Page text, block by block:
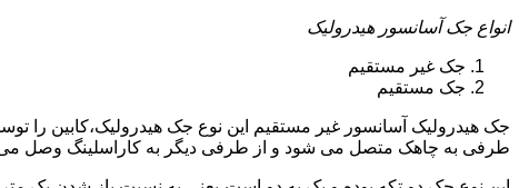
انواع جک آسانسور هیدرولیک
جک غیر مستقیم
جک مستقیم
جک هیدرولیک آسانسور غیر مستقیم این نوع جک هیدرولیک،کابین
طرفی به چاهک متصل می شود و از طرفی دیگر به کاراسلینگ وصل